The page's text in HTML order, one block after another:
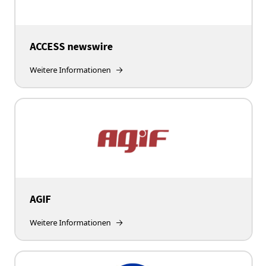
ACCESS newswire
Weitere Informationen
AGIF
Weitere Informationen